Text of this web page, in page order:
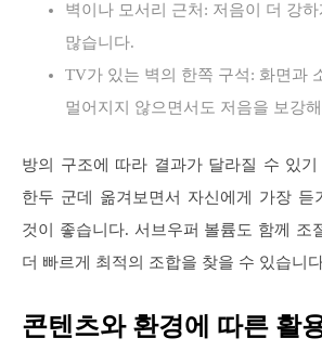
벽이나 모서리 근처: 저음이 더 강
많습니다.
TV가 있는 벽의 한쪽 구석: 화면과
멀어지지 않으면서도 저음을 보강
방의 구조에 따라 결과가 달라질 수 있
한두 군데 옮겨보면서 자신에게 가장 듣
것이 좋습니다. 서브우퍼 볼륨도 함께 조
더 빠르게 최적의 조합을 찾을 수 있습니
콘텐츠와 환경에 따른 활